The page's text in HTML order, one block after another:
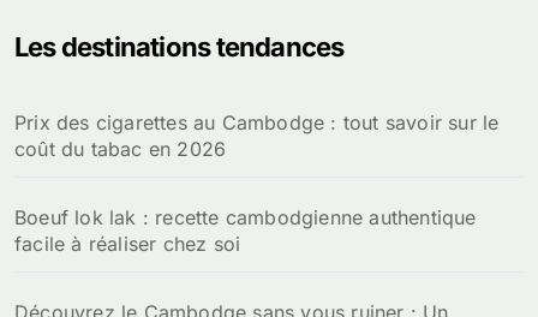
r
e
r
Les destinations tendances
Prix des cigarettes au Cambodge : tout savoir sur le
coût du tabac en 2026
Boeuf lok lak : recette cambodgienne authentique
facile à réaliser chez soi